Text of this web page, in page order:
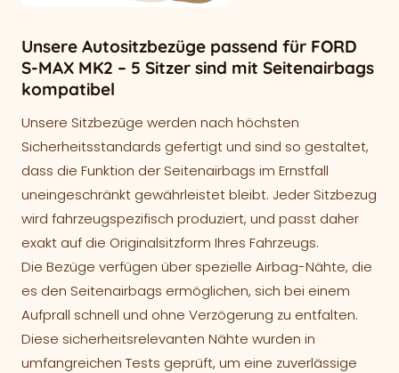
Unsere Autositzbezüge passend für FORD
S-MAX MK2 – 5 Sitzer sind mit Seitenairbags
kompatibel
Unsere Sitzbezüge werden nach höchsten
Sicherheitsstandards gefertigt und sind so gestaltet,
dass die Funktion der Seitenairbags im Ernstfall
uneingeschränkt gewährleistet bleibt. Jeder Sitzbezug
wird fahrzeugspezifisch produziert, und passt daher
exakt auf die Originalsitzform Ihres Fahrzeugs.
Die Bezüge verfügen über spezielle Airbag-Nähte, die
es den Seitenairbags ermöglichen, sich bei einem
Aufprall schnell und ohne Verzögerung zu entfalten.
Diese sicherheitsrelevanten Nähte wurden in
umfangreichen Tests geprüft, um eine zuverlässige